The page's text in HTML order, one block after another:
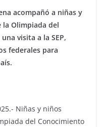
acompañó a niñas y
la Olimpiada del
visita a la SEP,
federales para
Niñas y niños
del Conocimiento